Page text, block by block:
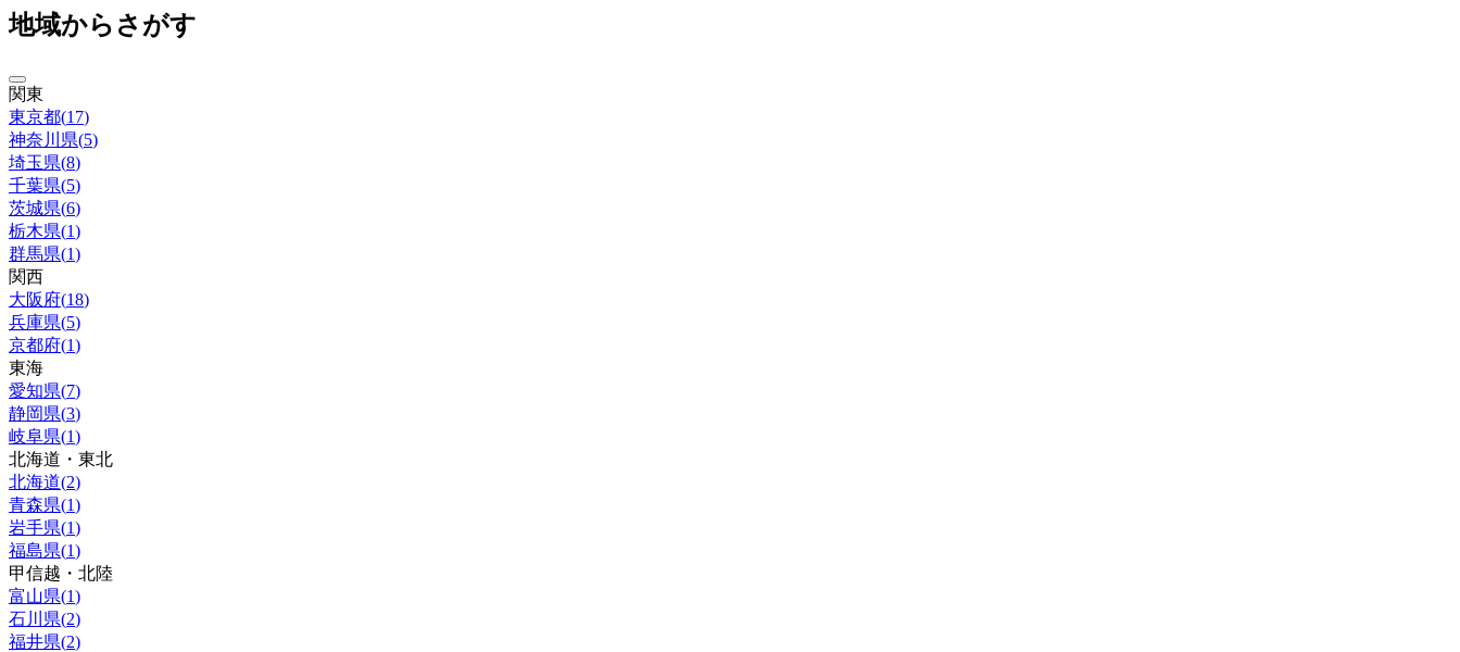
地域からさがす
関東
東京都(17)
神奈川県(5)
埼玉県(8)
千葉県(5)
茨城県(6)
栃木県(1)
群馬県(1)
関西
大阪府(18)
兵庫県(5)
京都府(1)
東海
愛知県(7)
静岡県(3)
岐阜県(1)
北海道・東北
北海道(2)
青森県(1)
岩手県(1)
福島県(1)
甲信越・北陸
富山県(1)
石川県(2)
福井県(2)